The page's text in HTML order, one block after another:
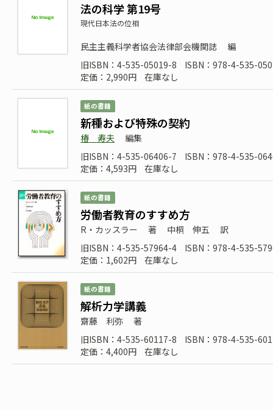
法の科学 第19号
現代日本法の位相
民主主義科学者協会法律部会機関誌
編
旧ISBN：4-535-05019-8
ISBN：978-4-535-
定価：2,990円
在庫なし
紙の書籍
新種および特殊の契約
椿 寿夫
編集
旧ISBN：4-535-06406-7
ISBN：978-4-535-
定価：4,593円
在庫なし
紙の書籍
労働者教育のすすめ方
R・カッスラー 著 中桐 伸五
訳
旧ISBN：4-535-57964-4
ISBN：978-4-535-
定価：1,602円
在庫なし
紙の書籍
解析力学講義
齋藤 利弥
著
旧ISBN：4-535-60117-8
ISBN：978-4-535-
定価：4,400円
在庫なし